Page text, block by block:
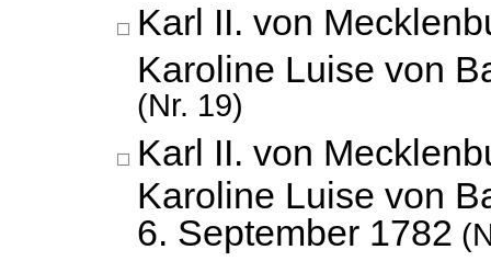
Karl II. von
Karoline Luise von
(Nr. 19)
Karl II. von
Karoline Luise von
6. September 1782